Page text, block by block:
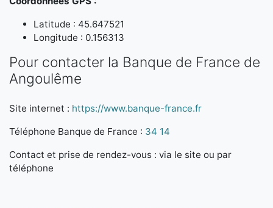
Latitude : 45.647521
Longitude : 0.156313
Pour contacter la Banque de France de
Angoulême
Site internet : https://www.banque-france.fr
Téléphone Banque de France : 34 14
Contact et prise de rendez-vous : via le site ou par
téléphone